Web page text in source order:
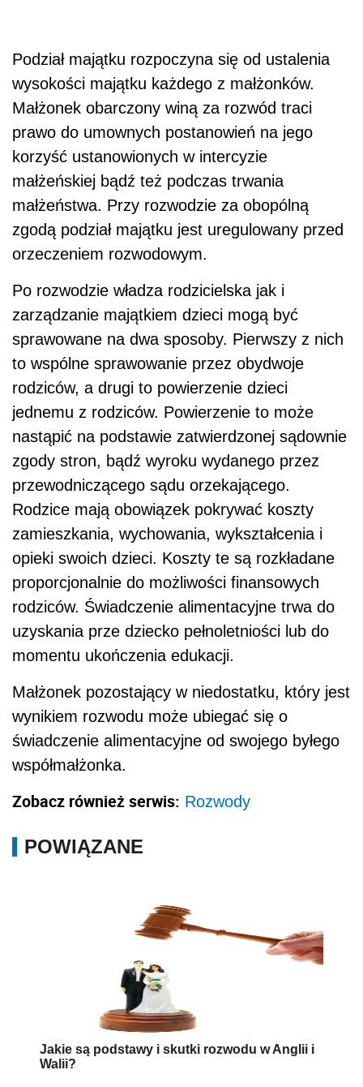
Podział majątku rozpoczyna się od ustalenia
wysokości majątku każdego z małżonków.
Małżonek obarczony winą za rozwód traci
prawo do umownych postanowień na jego
korzyść ustanowionych w intercyzie
małżeńskiej bądź też podczas trwania
małżeństwa. Przy rozwodzie za obopólną
zgodą podział majątku jest uregulowany przed
orzeczeniem rozwodowym.
Po rozwodzie władza rodzicielska jak i
zarządzanie majątkiem dzieci mogą być
sprawowane na dwa sposoby. Pierwszy z nich
to wspólne sprawowanie przez obydwoje
rodziców, a drugi to powierzenie dzieci
jednemu z rodziców. Powierzenie to może
nastąpić na podstawie zatwierdzonej sądownie
zgody stron, bądź wyroku wydanego przez
przewodniczącego sądu orzekającego.
Rodzice mają obowiązek pokrywać koszty
zamieszkania, wychowania, wykształcenia i
opieki swoich dzieci. Koszty te są rozkładane
proporcjonalnie do możliwości finansowych
rodziców. Świadczenie alimentacyjne trwa do
uzyskania prze dziecko pełnoletniości lub do
momentu ukończenia edukacji.
Małżonek pozostający w niedostatku, który jest
wynikiem rozwodu może ubiegać się o
świadczenie alimentacyjne od swojego byłego
współmałżonka.
Zobacz również serwis: Rozwody
POWIĄZANE
Jakie są podstawy i skutki rozwodu w Anglii i
Walii?